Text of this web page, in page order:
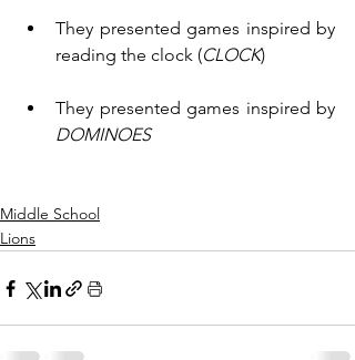
They presented games inspired by
reading the clock (CLOCK)
DOMINOES
Middle School
Lions